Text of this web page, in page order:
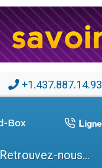
+1.437.887.14.93
Retrouvez-nous...